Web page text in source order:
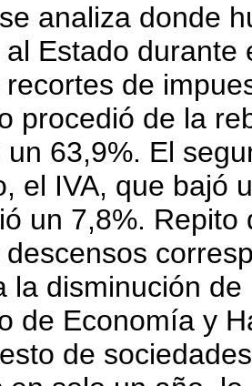
analiza donde
al Estado
de
procedió de la
un 63,9%. El
el IVA, que bajó
un 7,8%.
la disminución
de Economía y
de